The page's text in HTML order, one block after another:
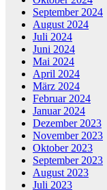
September 2024
August 2024
Juli 2024
Juni 2024
Mai 2024
April 2024
März 2024
Februar 2024
Januar 2024
Dezember 2023
November 2023
Oktober 2023
September 2023
August 2023
Juli 2023